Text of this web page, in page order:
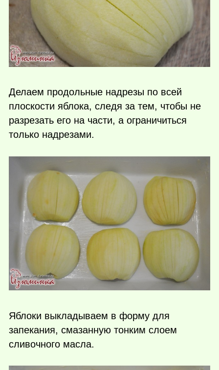
Делаем продольные надрезы по всей
плоскости яблока, следя за тем, чтобы не
разрезать его на части, а ограничиться
только надрезами.
Яблоки выкладываем в форму для
запекания, смазанную тонким слоем
сливочного масла.